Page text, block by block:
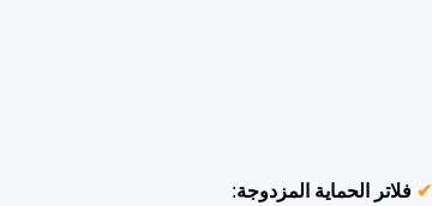
✔ فلاتر الحماية المزدوجة: